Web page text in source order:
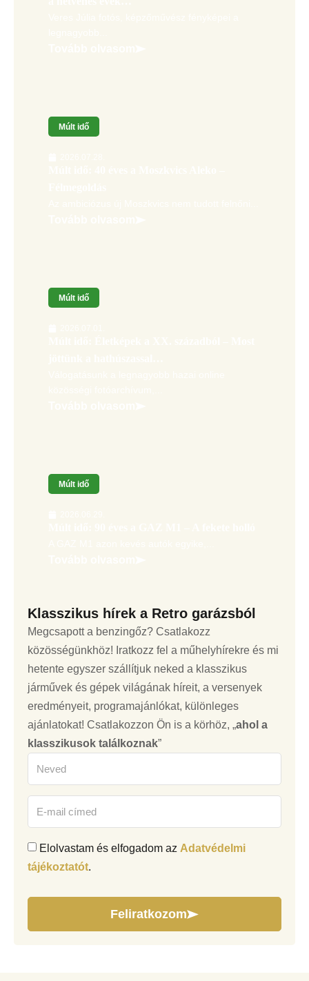
Múlt idő
Múlt idő
Múlt idő
Klasszikus hírek a Retro garázsból
Megcsapott a benzingőz? Csatlakozz
közösségünkhöz! Iratkozz fel a műhelyhírekre és mi
hetente egyszer szállítjuk neked a klasszikus
járművek és gépek világának híreit, a versenyek
eredményeit, programajánlókat, különleges
ajánlatokat! Csatlakozzon Ön is a körhöz, „ahol a
klasszikusok találkoznak”
Elolvastam és elfogadom az Adatvédelmi
tájékoztatót.
Feliratkozom